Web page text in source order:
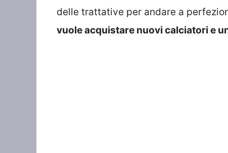
delle trattative per andare a
vuole acquistare nuovi calciatori e